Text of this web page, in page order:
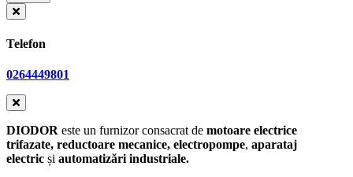
Telefon
0264449801
DIODOR este un furnizor consacrat de motoare electrice
trifazate, reductoare mecanice, electropompe, aparataj
electric și automatizări industriale.